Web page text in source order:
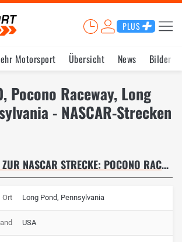
PLUS
Motorsport Übersicht News Bilder
Pocono Raceway, Long
- NASCAR-Strecken
DATEN & FAKTEN ZUR NASCAR STRECKE: POCONO RACEWAY
Ort Long Pond, Pennsylvania
USA